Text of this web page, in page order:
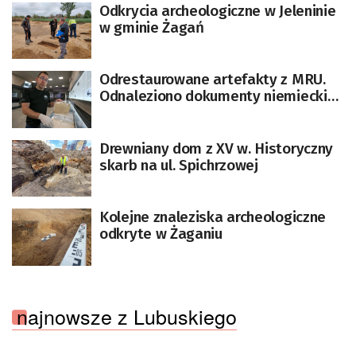
Odkrycia archeologiczne w Jeleninie
w gminie Żagań
Odrestaurowane artefakty z MRU.
Odnaleziono dokumenty niemieckich
Drewniany dom z XV w. Historyczny
skarb na ul. Spichrzowej
Kolejne znaleziska archeologiczne
odkryte w Żaganiu
najnowsze z Lubuskiego